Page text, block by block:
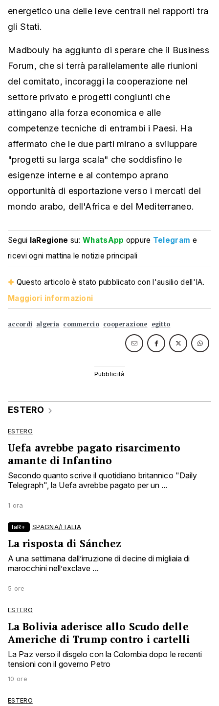
energetico una delle leve centrali nei rapporti tra
gli Stati.
Madbouly ha aggiunto di sperare che il Business
Forum, che si terrà parallelamente alle riunioni
del comitato, incoraggi la cooperazione nel
settore privato e progetti congiunti che
attingano alla forza economica e alle
competenze tecniche di entrambi i Paesi. Ha
affermato che le due parti mirano a sviluppare
"progetti su larga scala" che soddisfino le
esigenze interne e al contempo aprano
opportunità di esportazione verso i mercati del
mondo arabo, dell'Africa e del Mediterraneo.
Segui laRegione su:WhatsApp oppure Telegram e
ricevi ogni mattina le notizie principali
Questo articolo è stato pubblicato con l'ausilio dell'IA.
Maggiori informazioni
accordi algeria commercio cooperazione egitto
ESTERO
ESTERO
Uefa avrebbe pagato risarcimento
amante di Infantino
Secondo quanto scrive il quotidiano britannico "Daily
Telegraph", la Uefa avrebbe pagato per un ...
1 ora
laR+ SPAGNA/ITALIA
La risposta di Sánchez
A una settimana dall’irruzione di decine di migliaia di
marocchini nell’exclave ...
5 ore
ESTERO
La Bolivia aderisce allo Scudo delle
Americhe di Trump contro i cartelli
La Paz verso il disgelo con la Colombia dopo le recenti
tensioni con il governo Petro
10 ore
ESTERO